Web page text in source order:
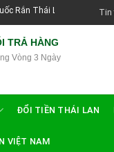
Tại Hướng Dẫn Viên Tin
TRẢ HÀNG
Vòng 3 Ngày
ĐỔI TIỀN THÁI LAN
VIỆT NAM